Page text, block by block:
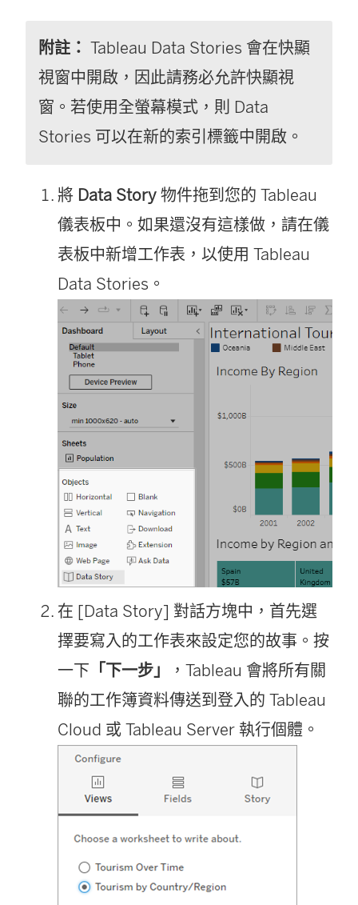
附註： Tableau Data Stories 會在快顯
視窗中開啟，因此請務必允許快顯視
窗。若使用全螢幕模式，則 Data
Stories 可以在新的索引標籤中開啟。
將 Data Story 物件拖到您的 Tableau
儀表板中。如果還沒有這樣做，請在儀
表板中新增工作表，以使用 Tableau
Data Stories。
在 [Data Story] 對話方塊中，首先選
擇要寫入的工作表來設定您的故事。按
一下 「下一步」
，Tableau 會將所有關
聯的工作簿資料傳送到登入的 Tableau
Cloud 或 Tableau Server 執行個體。